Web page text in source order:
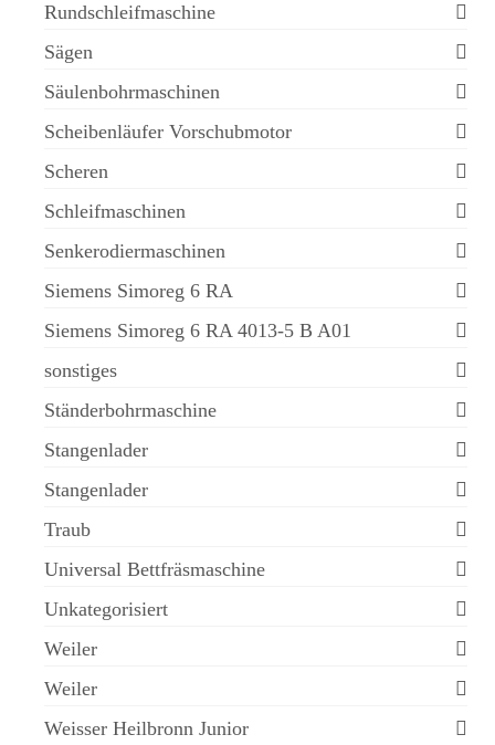
Rundschleifmaschine
Sägen
Säulenbohrmaschinen
Scheibenläufer Vorschubmotor
Scheren
Schleifmaschinen
Senkerodiermaschinen
Siemens Simoreg 6 RA
Siemens Simoreg 6 RA 4013-5 B A01
sonstiges
Ständerbohrmaschine
Stangenlader
Stangenlader
Traub
Universal Bettfräsmaschine
Unkategorisiert
Weiler
Weiler
Weisser Heilbronn Junior